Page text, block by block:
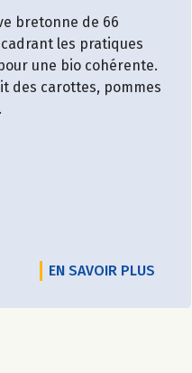
bretonne de 66
les pratiques
une bio cohérente.
des carottes, pommes
EN SAVOIR PLUS